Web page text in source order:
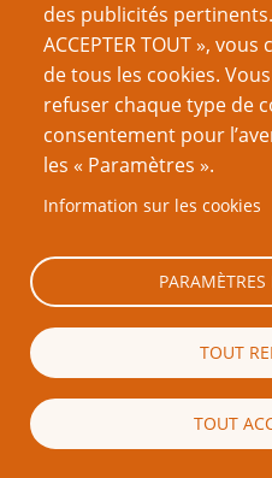
Courriel
Le contenu de ce champ
pas affiché publiquement.
Page d'accueil
Auteur
Utilisez ce champ si vous
nom ou votre pseudonyme.
des publicités
ACCEPTER TOUT »,
de tous les cookies.
refuser chaque type de
consentement pour
les « Paramètres ».
Information sur les cookies
TOUT
TOUT